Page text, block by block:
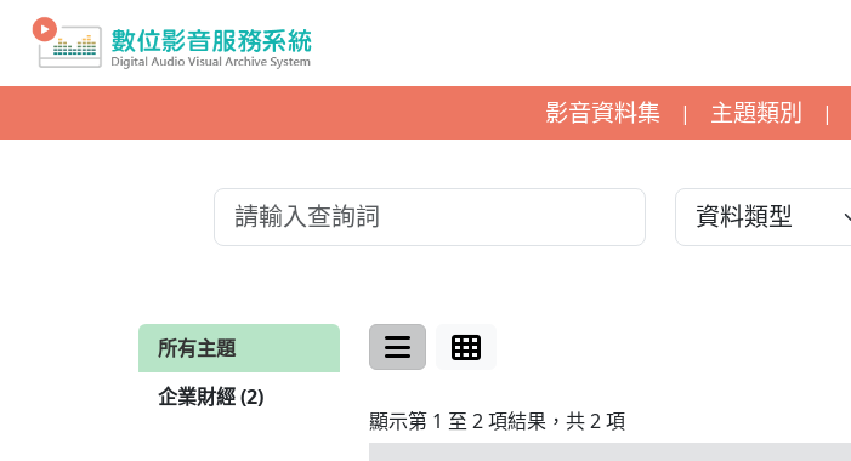
影音資料集 | 主題類別 |
所有主題
企業財經 (2)
顯示第 1 至 2 項結果，共 2 項